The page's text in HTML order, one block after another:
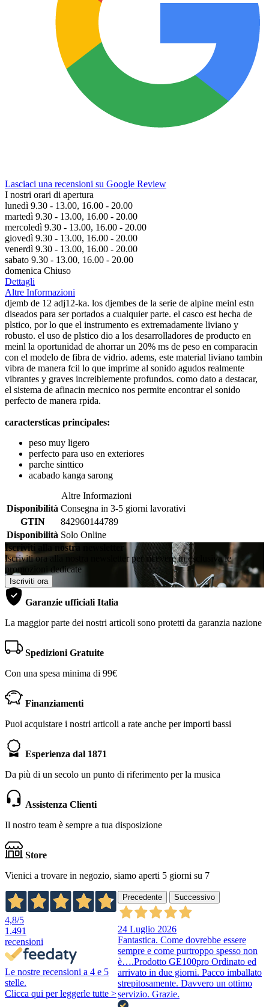
Lasciaci una recensioni su Google Review
I nostri orari di apertura
lunedì 9.30 - 13.00, 16.00 - 20.00
martedì 9.30 - 13.00, 16.00 - 20.00
mercoledì 9.30 - 13.00, 16.00 - 20.00
giovedì 9.30 - 13.00, 16.00 - 20.00
venerdì 9.30 - 13.00, 16.00 - 20.00
sabato 9.30 - 13.00, 16.00 - 20.00
domenica Chiuso
Dettagli
Altre Informazioni
djemb de 12 adj12-ka. los djembes de la serie de alpine meinl estn
diseados para ser portados a cualquier parte. el casco est hecha de
plstico, por lo que el instrumento es extremadamente liviano y
robusto. el uso de plstico dio a los desarrolladores de producto en
meinl la oportunidad de ahorrar un 20% ms de peso en comparacin
con el modelo de fibra de vidrio. adems, este material liviano tambin
vibra de manera fcil lo que imprime al sonido agudos realmente
vibrantes y graves increiblemente profundos. como dato a destacar,
el sistema de afinacin mecnico nos permite encontrar el sonido
perfecto de manera rpida.
caractersticas principales:
peso muy ligero
perfecto para uso en exteriores
parche sinttico
acabado kanga sarong
Altre Informazioni
Disponibilità Consegna in 3-5 giorni lavorativi
GTIN
842960144789
Disponibilità Solo Online
Iscriviti alla nostra newsletter
Iscriviti ora alla nostra newsletter per ricevere in esclusiva le
promozioni dedicate
Iscriviti ora
Garanzie ufficiali Italia
La maggior parte dei nostri articoli sono protetti da garanzia nazione
Spedizioni Gratuite
Con una spesa minima di 99€
Finanziamenti
Puoi acquistare i nostri articoli a rate anche per importi bassi
Esperienza dal 1871
Da più di un secolo un punto di riferimento per la musica
Assistenza Clienti
Il nostro team è sempre a tua disposizione
Store
Vienici a trovare in negozio, siamo aperti 5 giorni su 7
4,8/5
1.491
recensioni
Le nostre recensioni a 4 e 5
stelle.
Clicca qui per leggerle tutte >
Precedente Successivo
24 Luglio 2026
Fantastica. Come dovrebbe essere
sempre e come purtroppo spesso non
è….Prodotto GE100pro Ordinato ed
arrivato in due giorni. Pacco imballato
strepitosamente. Davvero un ottimo
servizio. Grazie.